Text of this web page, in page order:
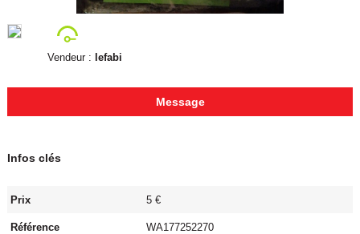
Vendeur : lefabi
Message
Infos clés
Prix 5 €
Référence WA177252270